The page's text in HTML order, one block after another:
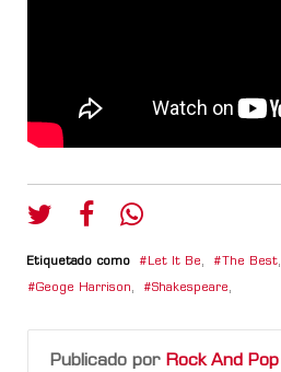
Etiquetado como Let It Be, The Best,
Geoge Harrison, Shakespeare,
Publicado por Rock And Pop